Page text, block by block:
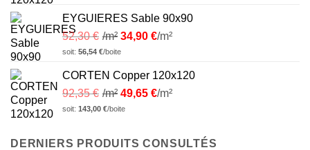
EYGUIERES Sable 90x90
52,30€ /m² 34,90 €/m²
soit: 56,54 €/boite
CORTEN Copper 120x120
92,35€ /m² 49,65 €/m²
soit: 143,00 €/boite
DERNIERS PRODUITS CONSULTÉS